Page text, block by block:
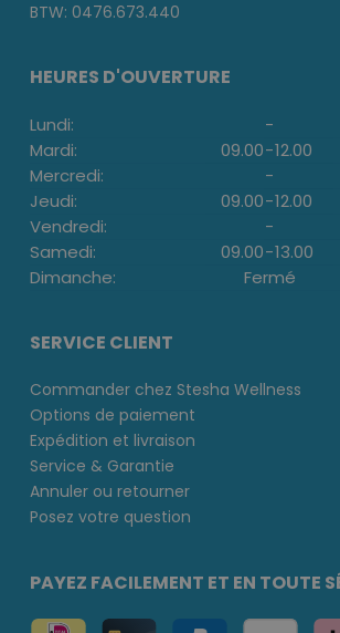
BTW: 0476.673.440
HEURES D'OUVERTURE
Lundi: -
Mardi:
09.00-12.00
Mercredi:
-
Jeudi:
09.00-12.00
Vendredi:
-
Samedi:
09.00-13.00
Dimanche:
Fermé
SERVICE CLIENT
Commander chez Stesha Wellness
Options de paiement
Expédition et livraison
Service & Garantie
Annuler ou retourner
Posez votre question
PAYEZ FACILEMENT ET EN TOUTE